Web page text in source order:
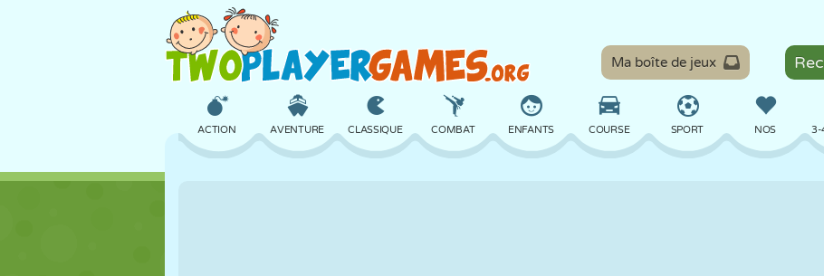
Ma boîte de jeux
ACTION AVENTURE CLASSIQUE COMBAT ENFANTS COURSE SPORT NOS 3-